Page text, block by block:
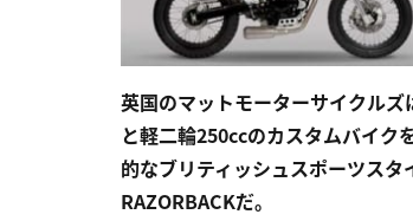
英国のマットモーターサイクル
と軽二輪250ccのカスタムバイク
的なブリティッシュスポーツス
RAZORBACKだ。